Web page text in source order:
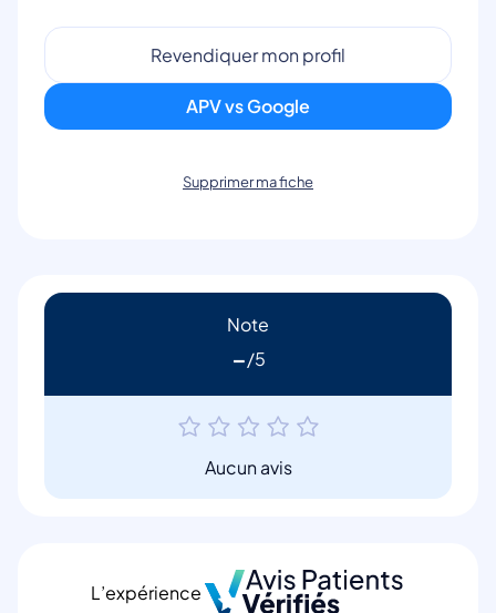
Revendiquer mon profil
APV vs Google
Supprimer ma fiche
Note
-
Aucun avis
L’expérience